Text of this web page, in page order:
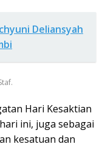
Deliansyah
Hari Kesaktian
ini, juga sebagai
kesatuan dan